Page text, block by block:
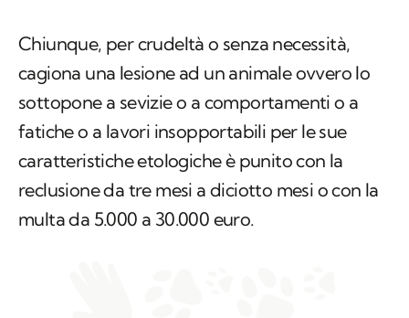
Chiunque, per crudeltà o senza necessità,
cagiona una lesione ad un animale ovvero lo
sottopone a sevizie o a comportamenti o a
fatiche o a lavori insopportabili per le sue
caratteristiche etologiche è punito con la
reclusione da tre mesi a diciotto mesi o con la
multa da 5.000 a 30.000 euro.